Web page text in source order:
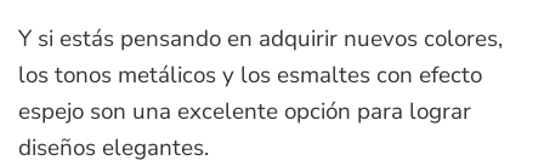
Y si estás pensando en adquirir nuevos colores,
los tonos metálicos y los esmaltes con efecto
espejo son una excelente opción para lograr
diseños elegantes.